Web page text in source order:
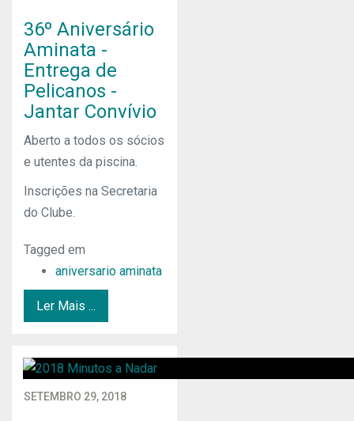
36º Aniversário
Aminata -
Entrega de
Pelicanos -
Jantar Convívio
Aberto a todos os sócios
e utentes da piscina.
Inscrições na Secretaria
do Clube.
Tagged em
aniversario aminata
Ler Mais ...
SETEMBRO 29, 2018